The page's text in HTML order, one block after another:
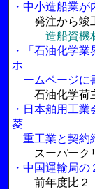
・中小造船業
発注から竣
造船資機
・「石油化学
ホ
ームページに
石油化学荷
・日本舶用工
菱
重工業と契約
スーパーク
・中国運輸局
前年度比２